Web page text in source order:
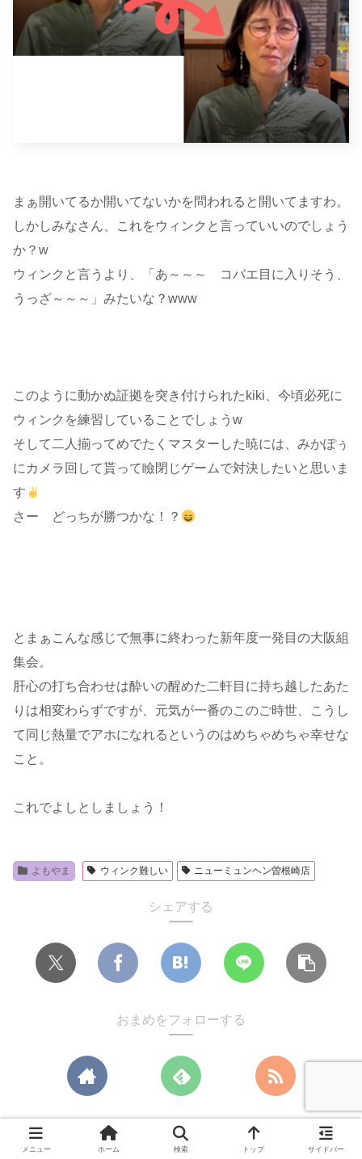
まぁ開いてるか開いてないかを問われると開いてますわ。
しかしみなさん、これをウィンクと言っていいのでしょう
か？w
ウィンクと言うより、「あ～～～ コバエ目に入りそう、
うっざ～～～」みたいな？www
このように動かぬ証拠を突き付けられたkiki、今頃必死に
ウィンクを練習していることでしょうw
そして二人揃ってめでたくマスターした暁には、みかぽぅ
にカメラ回して貰って瞼閉じゲームで対決したいと思いま
す
さー どっちが勝つかな！？
とまぁこんな感じで無事に終わった新年度一発目の大阪組
集会。
肝心の打ち合わせは酔いの醒めた二軒目に持ち越したあた
りは相変わらずですが、元気が一番のこのご時世、こうし
て同じ熱量でアホになれるというのはめちゃめちゃ幸せな
こと。
これでよしとしましょう！
よもやま ウィンク難しい ニューミュンヘン曽根崎店
シェアする
おまめをフォローする
関連記事
メニュー ホーム 検索 トップ サイドバー